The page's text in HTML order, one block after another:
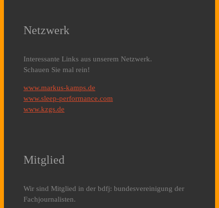
Netzwerk
Interessante Links aus unserem Netzwerk.
Schauen Sie mal rein!
www.markus-kamps.de
www.sleep-performance.com
www.kzgs.de
Mitglied
Wir sind Mitglied in der bdfj: bundesvereinigung der
Fachjournalisten.